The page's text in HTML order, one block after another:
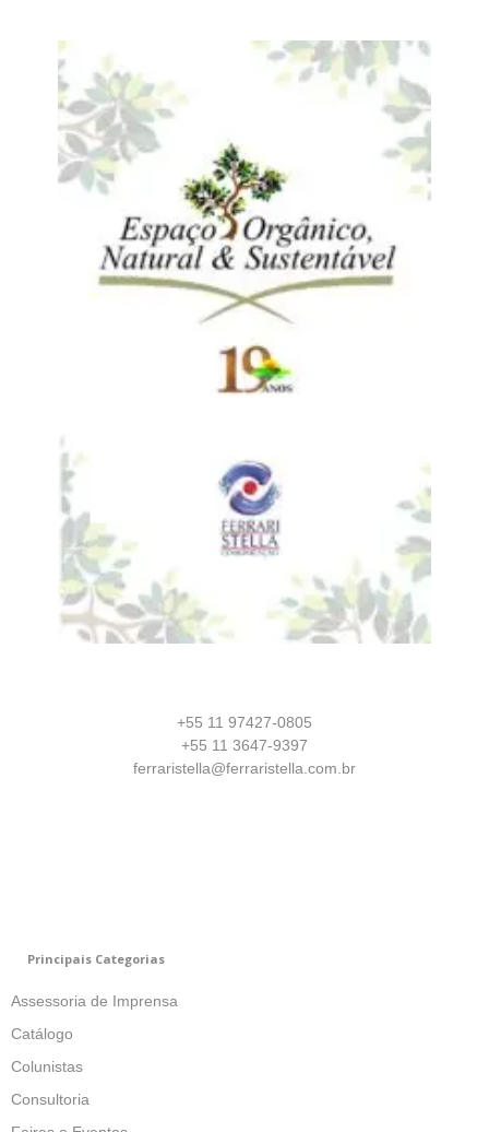
+55 11 97427-0805
+55 11 3647-9397
ferraristella@ferraristella.com.br
Principais Categorias
Assessoria de Imprensa
Catálogo
Colunistas
Consultoria